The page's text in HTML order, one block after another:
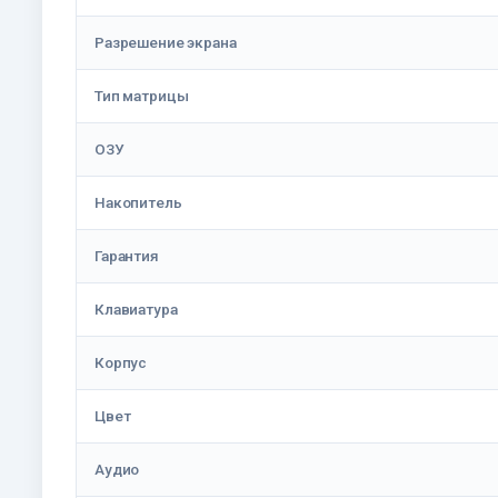
Разрешение экрана
Тип матрицы
ОЗУ
Накопитель
Гарантия
Клавиатура
Корпус
Цвет
Аудио